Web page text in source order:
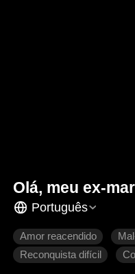
Olá, meu ex-
Português
Amor reacendido
Reconquista difícil